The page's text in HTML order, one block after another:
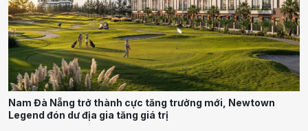
Nam Đà Nẵng trở thành cực tăng trưởng mới, Newtown
Legend đón dư địa gia tăng giá trị